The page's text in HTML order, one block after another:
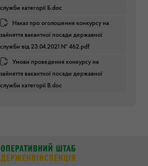
служби категорії Б.doc
Наказ про оголошення конкурсу на
зайняття вакантної посади державної
служби від 23.04.2021 № 462.pdf
Умови проведення конкурсу на
зайняття вакантної посади державної
служби категорії В.doc